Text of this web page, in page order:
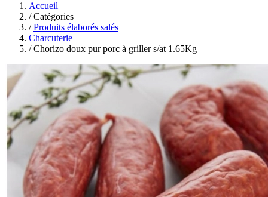
Accueil
/Catégories
/ Produits élaborés salés
Charcuterie
/Chorizo doux pur porc à griller s/at 1.65Kg